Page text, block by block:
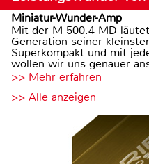
Miniatur-Wunder-Amp
Mit der M-500.4 MD
Generation seiner
Superkompakt und mit
wollen wir uns genauer
>> Mehr erfahren
>> Alle anzeigen